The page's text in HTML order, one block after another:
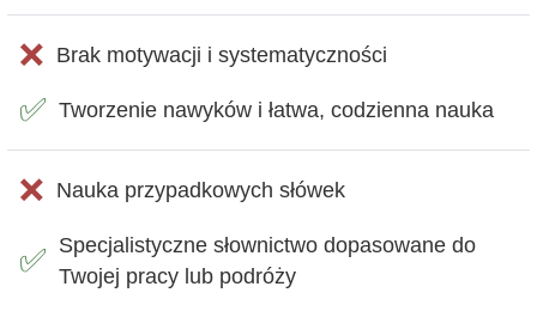
❌ Brak motywacji i systematyczności
✅ Tworzenie nawyków i łatwa, codzienna nauka
❌ Nauka przypadkowych słówek
✅ Specjalistyczne słownictwo dopasowane do
Twojej pracy lub podróży